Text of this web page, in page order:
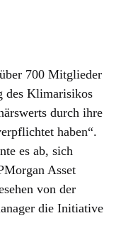
700 Mitglieder
des Klimarisikos
durch ihre
haben“.
es ab, sich
Asset
von der
die Initiative